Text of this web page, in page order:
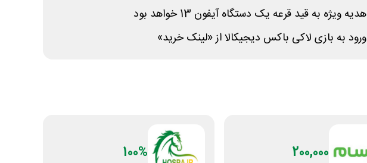
هدیه ویژه به قید قرعه یک دستگاه آیفون 13 خواهد بود
ورود به بازی لاکی باکس دیجیکالا از «لینک خرید»
200,000
100%